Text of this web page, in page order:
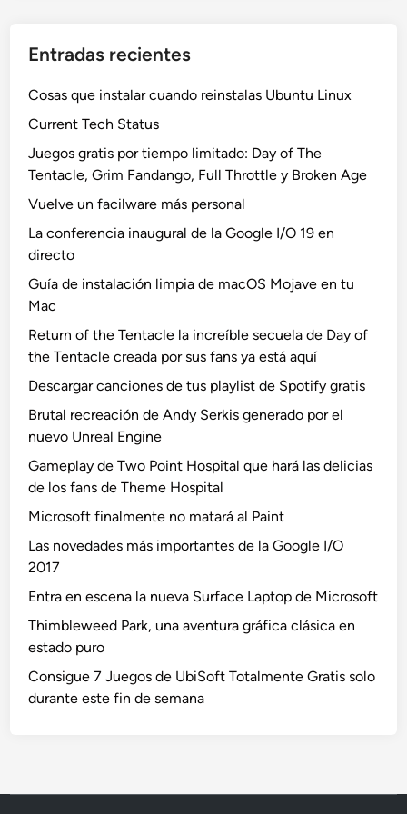
Entradas recientes
Cosas que instalar cuando reinstalas Ubuntu Linux
Current Tech Status
Juegos gratis por tiempo limitado: Day of The
Tentacle, Grim Fandango, Full Throttle y Broken Age
Vuelve un facilware más personal
La conferencia inaugural de la Google I/O 19 en
directo
Guía de instalación limpia de macOS Mojave en tu
Mac
Return of the Tentacle la increíble secuela de Day of
the Tentacle creada por sus fans ya está aquí
Descargar canciones de tus playlist de Spotify gratis
Brutal recreación de Andy Serkis generado por el
nuevo Unreal Engine
Gameplay de Two Point Hospital que hará las delicias
de los fans de Theme Hospital
Microsoft finalmente no matará al Paint
Las novedades más importantes de la Google I/O
2017
Entra en escena la nueva Surface Laptop de Microsoft
Thimbleweed Park, una aventura gráfica clásica en
estado puro
Consigue 7 Juegos de UbiSoft Totalmente Gratis solo
durante este fin de semana